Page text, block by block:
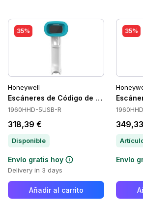
35%
Honeywell
Escáneres de Código de Barras
1960HHD-5USB-R
318,39 €
Disponible
Envío gratis hoy
Delivery in 3 days
Añadir al carrito
35%
Envío